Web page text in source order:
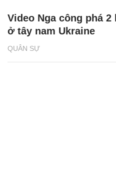
QUÂN SỰ
Video Nga công phá
ở tây nam Ukraine